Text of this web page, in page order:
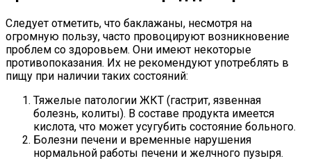
Следует отметить, что баклажаны, несмотря на
огромную пользу, часто провоцируют возникновение
проблем со здоровьем. Они имеют некоторые
противопоказания. Их не рекомендуют употреблять в
пищу при наличии таких состояний:
Тяжелые патологии ЖКТ (гастрит, язвенная
болезнь, колиты). В составе продукта имеется
кислота, что может усугубить состояние больного.
Болезни печени и временные нарушения
нормальной работы печени и желчного пузыря.